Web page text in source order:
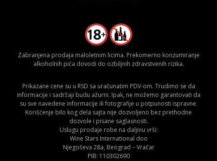
Zabranjena prodaja maloletnim licima. Prekomerno konzumiranje
alkoholnih pića dovodi do ozbiljnih zdravstvenih rizika.
Prikazane cene su u RSD sa uračunatim PDV-om. Trudimo se da
informacije i sadržaji budu ažurni. Ipak, ne možemo garantovati da
su sve navedene informacije ili fotografije u potpunosti ispravne.
Korišćenje bilo kog dela sajta nije dozvoljeno bez prethodne
dozvole i pisane saglasnosti.
Uslugu prodaje robe na daljinu vrši:
Wine Stars International doo
Njegoševa 28a, Beograd – Vračar
PIB: 110302690